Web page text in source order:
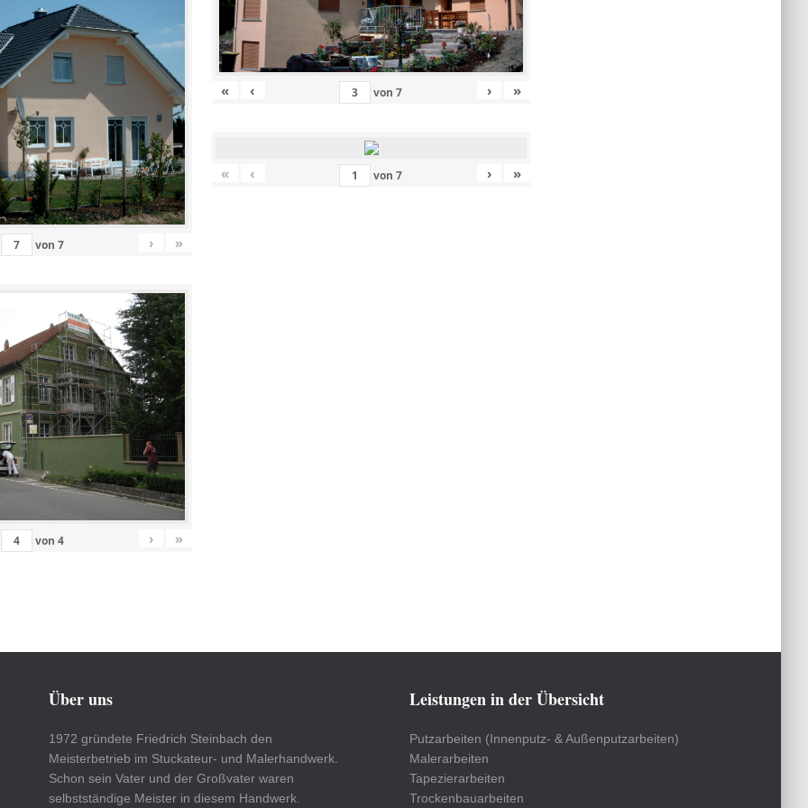
von7 › »
von4 › »
« ‹ von7 › »
« ‹ von7 › »
Über uns
1972 gründete Friedrich Steinbach den
Meisterbetrieb im Stuckateur- und Malerhandwerk.
Schon sein Vater und der Großvater waren
selbstständige Meister in diesem Handwerk.
Leistungen in der Übersicht
Putzarbeiten (Innenputz- & Außenputzarbeiten)
Malerarbeiten
Tapezierarbeiten
Trockenbauarbeiten